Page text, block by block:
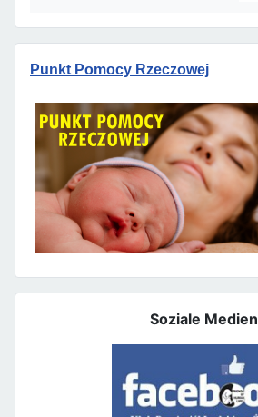
Punkt Pomocy Rzeczowej
Soziale Medien